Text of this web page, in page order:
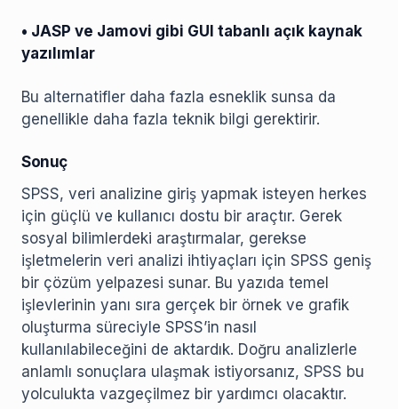
• JASP ve Jamovi gibi GUI tabanlı açık kaynak
yazılımlar
Bu alternatifler daha fazla esneklik sunsa da
genellikle daha fazla teknik bilgi gerektirir.
Sonuç
SPSS, veri analizine giriş yapmak isteyen herkes
için güçlü ve kullanıcı dostu bir araçtır. Gerek
sosyal bilimlerdeki araştırmalar, gerekse
işletmelerin veri analizi ihtiyaçları için SPSS geniş
bir çözüm yelpazesi sunar. Bu yazıda temel
işlevlerinin yanı sıra gerçek bir örnek ve grafik
oluşturma süreciyle SPSS’in nasıl
kullanılabileceğini de aktardık. Doğru analizlerle
anlamlı sonuçlara ulaşmak istiyorsanız, SPSS bu
yolculukta vazgeçilmez bir yardımcı olacaktır.